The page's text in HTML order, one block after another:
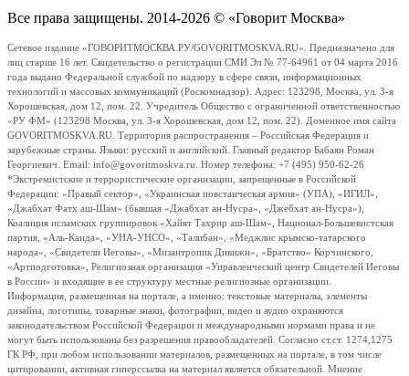
Все права защищены. 2014-2026 © «Говорит Москва»
Сетевое издание «ГОВОРИТМОСКВА.РУ/GOVORITMOSKVA.RU». Предназначено для
лиц старше 16 лет. Свидетельство о регистрации СМИ Эл № 77-64961 от 04 марта 2016
года выдано Федеральной службой по надзору в сфере связи, информационных
технологий и массовых коммуникаций (Роскомнадзор). Адрес: 123298, Москва, ул. 3-я
Хорошевская, дом 12, пом. 22. Учредитель Общество с ограниченной ответственностью
«РУ ФМ» (123298 Москва, ул. 3-я Хорошевская, дом 12, пом. 22). Доменное имя сайта
GOVORITMOSKVA.RU. Территория распространения – Российская Федерация и
зарубежные страны. Языки: русский и английский. Главный редактор Бабаян Роман
Георгиевич. Email: info@govoritmoskva.ru. Номер телефона: +7 (495) 950-62-26
*Экстремистские и террористические организации, запрещенные в Российской
Федерации: «Правый сектор», «Украинская повстанческая армия» (УПА), «ИГИЛ»,
«Джабхат Фатх аш-Шам» (бывшая «Джабхат ан-Нусра», «Джебхат ан-Нусра»),
Коалиция исламских группировок «Хайят Тахрир аш-Шам», Национал-Большевистская
партия, «Аль-Каида», «УНА-УНСО», «Талибан», «Меджлис крымско-татарского
народа», «Свидетели Иеговы», «Мизантропик Дивижн», «Братство» Корчинского,
«Артподготовка», Религиозная организация «Управленческий центр Свидетелей Иеговы
в России» и входящие в ее структуру местные религиозные организации.
Информация, размещенная на портале, а именно: текстовые материалы, элементы
дизайна, логотипы, товарные знаки, фотографии, видео и аудио охраняются
законодательством Российской Федерации и международными нормами права и не
могут быть использованы без разрешения правообладателей. Согласно ст.ст. 1274,1275
ГК РФ, при любом использовании материалов, размещенных на портале, в том числе
цитировании, активная гиперссылка на материал является обязательной. Мнение